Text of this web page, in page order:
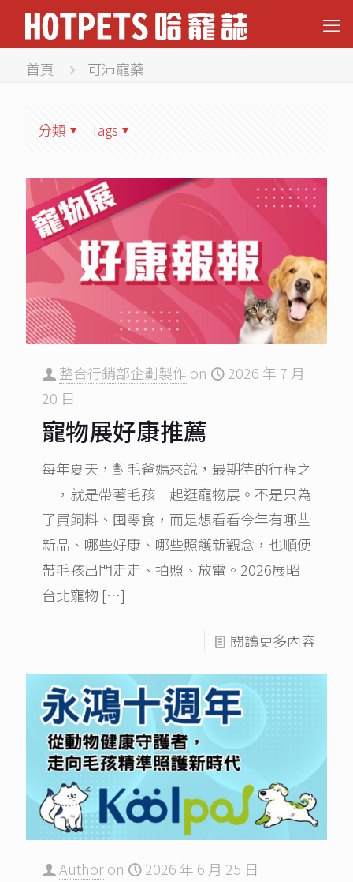
首頁 可沛寵藥
分類 Tags
整合行銷部企劃製作 on
2026 年 7 月
20 日
寵物展好康推薦
每年夏天，對毛爸媽來說，最期待的行程之
一，就是帶著毛孩一起逛寵物展。不是只為
了買飼料、囤零食，而是想看看今年有哪些
新品、哪些好康、哪些照護新觀念，也順便
帶毛孩出門走走、拍照、放電。2026展昭
台北寵物 […]
閱讀更多內容
Authoron 2026 年 6 月 25 日